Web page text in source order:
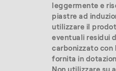
leggermente e
piastre ad
utilizzare il
eventuali residui
carbonizzato con
fornita in